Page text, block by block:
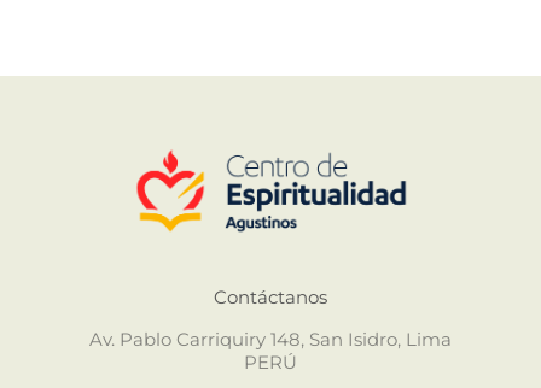
Contáctanos
Av. Pablo Carriquiry 148, San Isidro, Lima
PERÚ